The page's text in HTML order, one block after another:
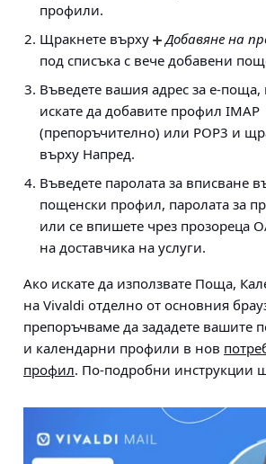
профили.
Щракнете върху
Добавяне на
под списъка с вече добавени
Въведете вашия адрес за е-поща,
искате да добавите профил IMAP
(препоръчително) или POP3 и
върху Напред.
Въведете паролата за вписване
пощенски профил, паролата за
или се впишете чрез прозореца
на доставчика на услуги.
Ако искате да използвате Поща,
на Vivaldi отделно от основния
препоръчваме да зададете вашите
и календарни профили в нов
профил. По-подробни инструкции